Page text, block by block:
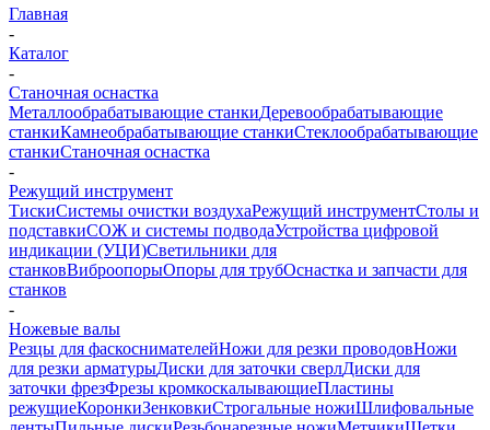
Главная
-
Каталог
-
Станочная оснастка
Металлообрабатывающие станкиДеревообрабатывающие
станкиКамнеобрабатывающие станкиСтеклообрабатывающие
станкиСтаночная оснастка
-
Режущий инструмент
ТискиСистемы очистки воздухаРежущий инструментСтолы и
подставкиСОЖ и системы подводаУстройства цифровой
индикации (УЦИ)Светильники для
станковВиброопорыОпоры для трубОснастка и запчасти для
станков
-
Ножевые валы
Резцы для фаскоснимателейНожи для резки проводовНожи
для резки арматурыДиски для заточки сверлДиски для
заточки фрезФрезы кромкоскалывающиеПластины
режущиеКоронкиЗенковкиСтрогальные ножиШлифовальные